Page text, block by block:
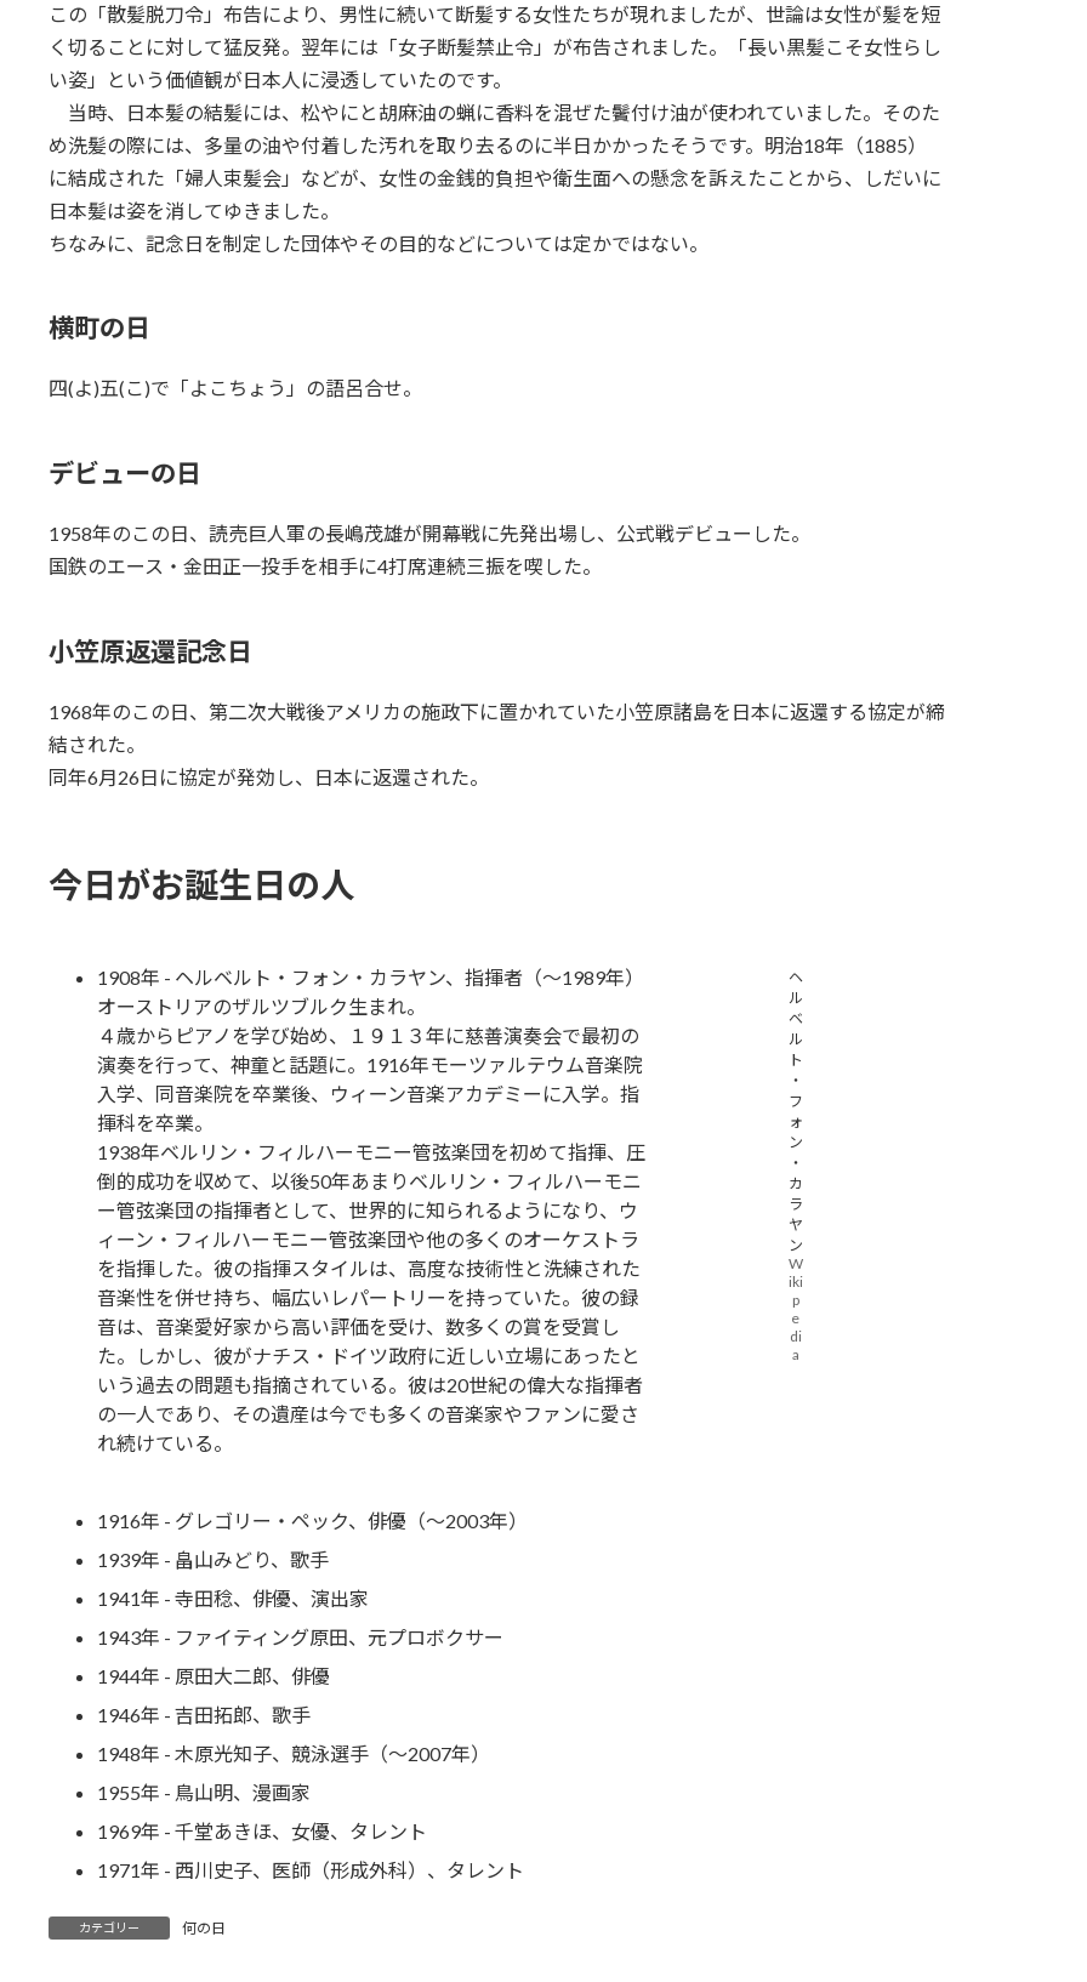
この「散髪脱刀令」布告により、男性に続いて断髪する女性たちが現れましたが、世論は女性が髪を短
く切ることに対して猛反発。翌年には「女子断髪禁止令」が布告されました。「長い黒髪こそ女性らし
い姿」という価値観が日本人に浸透していたのです。
当時、日本髪の結髪には、松やにと胡麻油の蝋に香料を混ぜた鬢付け油が使われていました。そのた
め洗髪の際には、多量の油や付着した汚れを取り去るのに半日かかったそうです。明治18年（1885）
に結成された「婦人束髪会」などが、女性の金銭的負担や衛生面への懸念を訴えたことから、しだいに
日本髪は姿を消してゆきました。
ちなみに、記念日を制定した団体やその目的などについては定かではない。
横町の日
四(よ)五(こ)で「よこちょう」の語呂合せ。
デビューの日
1958年のこの日、読売巨人軍の長嶋茂雄が開幕戦に先発出場し、公式戦デビューした。
国鉄のエース・金田正一投手を相手に4打席連続三振を喫した。
小笠原返還記念日
1968年のこの日、第二次大戦後アメリカの施政下に置かれていた小笠原諸島を日本に返還する協定が締
結された。
同年6月26日に協定が発効し、日本に返還された。
今日がお誕生日の人
1908年 - ヘルベルト・フォン・カラヤン、指揮者（～1989年）
オーストリアのザルツブルク生まれ。
４歳からピアノを学び始め、１９１３年に慈善演奏会で最初の
演奏を行って、神童と話題に。1916年モーツァルテウム音楽院
入学、同音楽院を卒業後、ウィーン音楽アカデミーに入学。指
揮科を卒業。
1938年ベルリン・フィルハーモニー管弦楽団を初めて指揮、圧
倒的成功を収めて、以後50年あまりベルリン・フィルハーモニ
ー管弦楽団の指揮者として、世界的に知られるようになり、ウ
ィーン・フィルハーモニー管弦楽団や他の多くのオーケストラ
を指揮した。彼の指揮スタイルは、高度な技術性と洗練された
音楽性を併せ持ち、幅広いレパートリーを持っていた。彼の録
音は、音楽愛好家から高い評価を受け、数多くの賞を受賞し
た。しかし、彼がナチス・ドイツ政府に近しい立場にあったと
いう過去の問題も指摘されている。彼は20世紀の偉大な指揮者
の一人であり、その遺産は今でも多くの音楽家やファンに愛さ
れ続けている。
ヘ
ル
ベ
ル
ト
・
フ
ォ
ン
・
カ
ラ
ヤ
ン
W
iki
p
e
di
a
1916年 - グレゴリー・ペック、俳優（～2003年）
1939年 - 畠山みどり、歌手
1941年 - 寺田稔、俳優、演出家
1943年 - ファイティング原田、元プロボクサー
1944年 - 原田大二郎、俳優
1946年 - 吉田拓郎、歌手
1948年 - 木原光知子、競泳選手（～2007年）
1955年 - 鳥山明、漫画家
1969年 - 千堂あきほ、女優、タレント
1971年 - 西川史子、医師（形成外科）、タレント
カテゴリー 何の日